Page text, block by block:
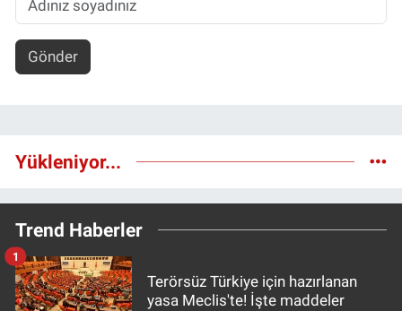
Gönder
Yükleniyor...
Trend Haberler
Terörsüz Türkiye için hazırlanan
yasa Meclis'te! İşte maddeler
1